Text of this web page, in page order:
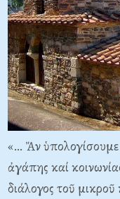
«… Ἄν
ἀγάπης καί
διάλογος τοῦ